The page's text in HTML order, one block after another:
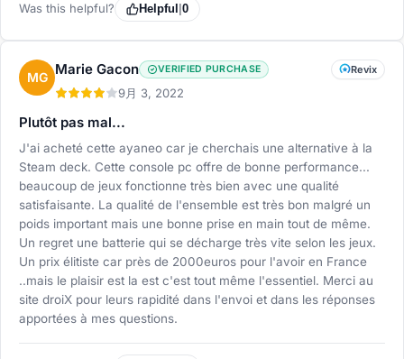
Was this helpful? Helpful 0
MG Marie Gacon VERIFIED PURCHASE
9月 3, 2022
Revix
Plutôt pas mal...
J'ai acheté cette ayaneo car je cherchais une alternative à la
Steam deck. Cette console pc offre de bonne performance...
beaucoup de jeux fonctionne très bien avec une qualité
satisfaisante. La qualité de l'ensemble est très bon malgré un
poids important mais une bonne prise en main tout de même.
Un regret une batterie qui se décharge très vite selon les jeux.
Un prix élitiste car près de 2000euros pour l'avoir en France
..mais le plaisir est la est c'est tout même l'essentiel. Merci au
site droiX pour leurs rapidité dans l'envoi et dans les réponses
apportées à mes questions.